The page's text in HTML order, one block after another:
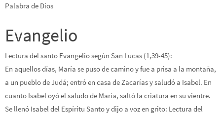
Palabra de Dios
Evangelio
Lectura del santo Evangelio según San Lucas (1,39-45):
En aquellos días, María se puso de camino y fue a prisa a la montaña,
a un pueblo de Judá; entró en casa de Zacarías y saludó a Isabel. En
cuanto Isabel oyó el saludo de María, saltó la criatura en su vientre.
Se llenó Isabel del Espíritu Santo y dijo a voz en grito: Lectura del